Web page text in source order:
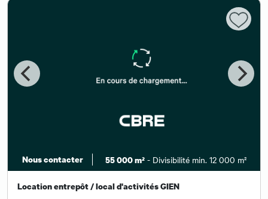
Nous contacter 55 000 m²- Divisibilité min. 12 000 m²
Location entrepôt / local d'activités GIEN